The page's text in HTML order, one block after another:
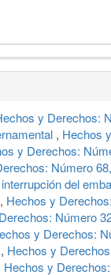
y Derechos:
, Hechos
y Derechos:
Número
del
, Hechos y
Número
y Derechos:
, Hechos y
Hechos y